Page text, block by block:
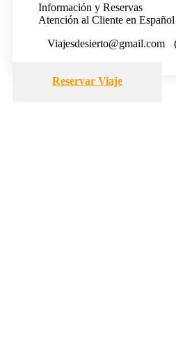
Información y Reservas
Atención al Cliente en Español
Viajesdesierto@gmail.com
Reservar Viaje